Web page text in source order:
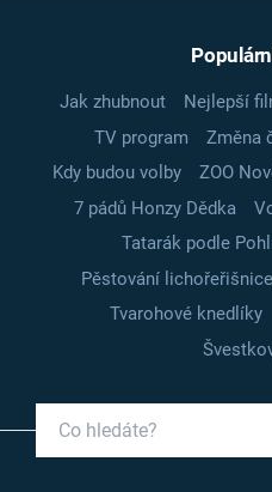
Jak zhubnout Nejlepší
TV program
Změna
Kdy budou volby
ZOO
7 pádů Honzy Dědka
Tatarák podle
Pěstování lichořeřišnice
Tvarohové knedlíky